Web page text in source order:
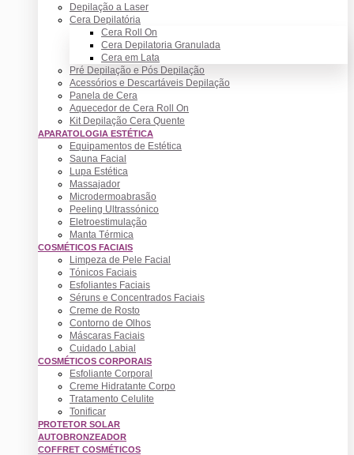
Depilação a Laser
Cera Depilatória
Cera Roll On
Cera Depilatoria Granulada
Cera em Lata
Pré Depilação e Pós Depilação
Acessórios e Descartáveis Depilação
Panela de Cera
Aquecedor de Cera Roll On
Kit Depilação Cera Quente
APARATOLOGIA ESTÉTICA
Equipamentos de Estética
Sauna Facial
Lupa Estética
Massajador
Microdermoabrasão
Peeling Ultrassónico
Eletroestimulação
Manta Térmica
COSMÉTICOS FACIAIS
Limpeza de Pele Facial
Tónicos Faciais
Esfoliantes Faciais
Séruns e Concentrados Faciais
Creme de Rosto
Contorno de Olhos
Máscaras Faciais
Cuidado Labial
COSMÉTICOS CORPORAIS
Esfoliante Corporal
Creme Hidratante Corpo
Tratamento Celulite
Tonificar
PROTETOR SOLAR
AUTOBRONZEADOR
COFFRET COSMÉTICOS